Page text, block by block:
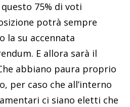
75% di voti
potrà sempre
la su accennata
E allora sarà il
abbiano paura proprio
per caso che all’interno
ci siano eletti che